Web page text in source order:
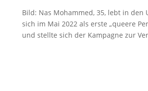
Bild: Nas Mohammed, 35, lebt in den
sich im Mai 2022 als erste „queere
und stellte sich der Kampagne zur